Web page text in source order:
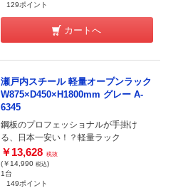
129ポイント
カートへ
瀬戸内スチール 軽量オープンラック
W875×D450×H1800mm グレー A-
6345
鋼板のプロフェッショナルが手掛け
る、日本一安い！？軽量ラック
￥13,628 税抜
(￥14,990 税込)
1台
149ポイント